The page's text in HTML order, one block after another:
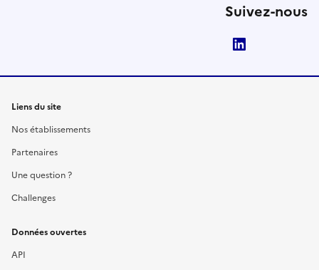
Suivez-nous
Liens du site
Nos établissements
Partenaires
Une question ?
Challenges
Données ouvertes
API